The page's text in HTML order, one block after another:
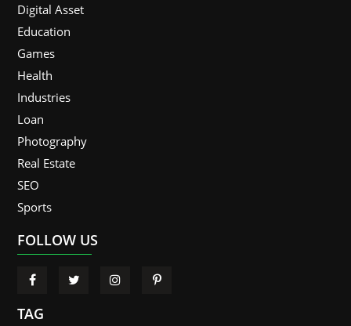
Digital Asset
Education
Games
Health
Industries
Loan
Photography
Real Estate
SEO
Sports
FOLLOW US
TAG